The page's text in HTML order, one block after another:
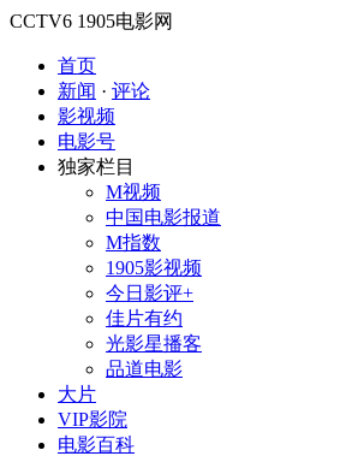
CCTV6 1905电影网
首页
新闻 · 评论
影视频
电影号
独家栏目
M视频
中国电影报道
M指数
1905影视频
今日影评+
佳片有约
光影星播客
品道电影
大片
VIP影院
电影百科